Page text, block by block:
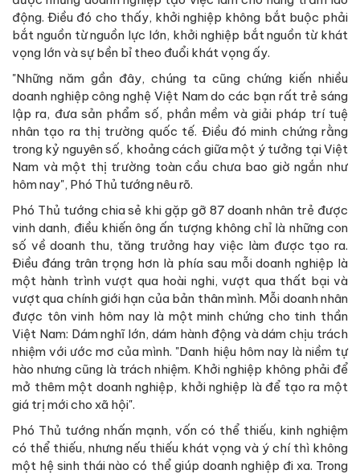
động. Điều đó cho thấy, khởi nghiệp không bắt buộc phải
bắt nguồn từ nguồn lực lớn, khởi nghiệp bắt nguồn từ khát
vọng lớn và sự bền bỉ theo đuổi khát vọng ấy.
"Những năm gần đây, chúng ta cũng chứng kiến nhiều
doanh nghiệp công nghệ Việt Nam do các bạn rất trẻ sáng
lập ra, đưa sản phẩm số, phần mềm và giải pháp trí tuệ
nhân tạo ra thị trường quốc tế. Điều đó minh chứng rằng
trong kỷ nguyên số, khoảng cách giữa một ý tưởng tại Việt
Nam và một thị trường toàn cầu chưa bao giờ ngắn như
hôm nay", Phó Thủ tướng nêu rõ.
Phó Thủ tướng chia sẻ khi gặp gỡ 87 doanh nhân trẻ được
vinh danh, điều khiến ông ấn tượng không chỉ là những con
số về doanh thu, tăng trưởng hay việc làm được tạo ra.
Điều đáng trân trọng hơn là phía sau mỗi doanh nghiệp là
một hành trình vượt qua hoài nghi, vượt qua thất bại và
vượt qua chính giới hạn của bản thân mình. Mỗi doanh nhân
được tôn vinh hôm nay là một minh chứng cho tinh thần
Việt Nam: Dám nghĩ lớn, dám hành động và dám chịu trách
nhiệm với ước mơ của mình. "Danh hiệu hôm nay là niềm tự
hào nhưng cũng là trách nhiệm. Khởi nghiệp không phải để
mở thêm một doanh nghiệp, khởi nghiệp là để tạo ra một
giá trị mới cho xã hội".
Phó Thủ tướng nhấn mạnh, vốn có thể thiếu, kinh nghiệm
có thể thiếu, nhưng nếu thiếu khát vọng và ý chí thì không
một hệ sinh thái nào có thể giúp doanh nghiệp đi xa. Trong